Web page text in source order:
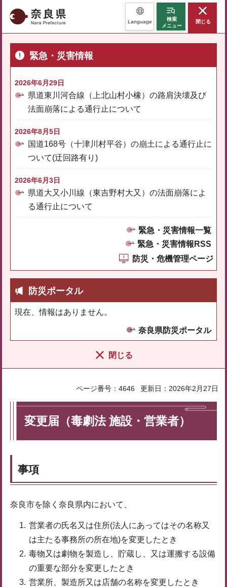
奈良県 Language
検索
メニュー
閉じる
緊急・災害情報
2026年6月29日
県道東川河合線（上北山村小橡）の路肩決壊及び
法面崩落による通行止について
2026年8月5日
国道168号（十津川村平谷）の崩土による通行止に
ついて(迂回路有り)
2026年6月3日
県道大又小川線（東吉野村大又）の法面崩落によ
る通行止について
緊急・災害情報一覧
緊急・災害情報RSS
防災・危機管理ページ
防災ポータル
現在、情報はありません。
奈良県防災ポータル
閉じる
ページ番号：4646 更新日：2026年2月27日
変更届（毒劇法 施設・営業者）
事項
奈良市を除く奈良県内において、
営業者の氏名又は住所(法人にあってはその名称又
は主たる事務所の所在地)を変更したとき
毒物又は劇物を製造し、貯蔵し、又は運搬する設備
の重要な部分を変更したとき
営業所、製造所又は店舗の名称を変更したとき